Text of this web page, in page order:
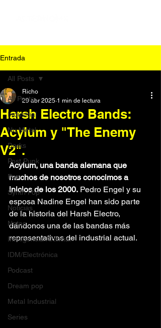
Entrada
All Posts
Industrial
Nu Metal
Darks
Post Punk
Pop
Synth Pop
Noticias
Notas
Inteligencia Artificial
IDM/Electrónica
Podcast
Dream pop
Metal Industrial
Series
All Posts
Harsh Electro Bands:
Acylum y "The Enemy
V2".
Richo
29 abr 2025 1 min de lectura
Acylum, una banda alemana que
muchos de nosotros conocimos a
inicios de los 2000. Pedro Engel y su
esposa Nadine Engel han sido parte
de la historia del Harsh Electro,
dándonos una de las bandas más
representativas del industrial actual.